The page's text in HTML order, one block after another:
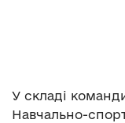
У складі
Навчально-